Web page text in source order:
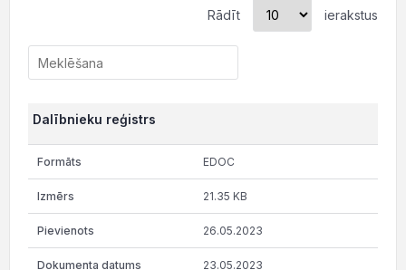
Rādīt ierakstus
Dalībnieku reģistrs
EDOC
21.35 KB
26.05.2023
23.05.2023